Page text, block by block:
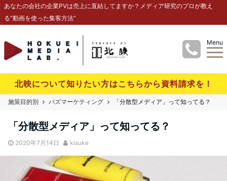
あなたの会社の企業PVは売上に直結してますか？メディア研究のプロが教え
る”動画を使った集客方法”
Menu
北映について知りたい方はこちらから資料請求を！
施策目的別 バズマーケティング 「分散型メディア」って知ってる？
「分散型メディア」って知ってる？
2020年7月14日 kisuke